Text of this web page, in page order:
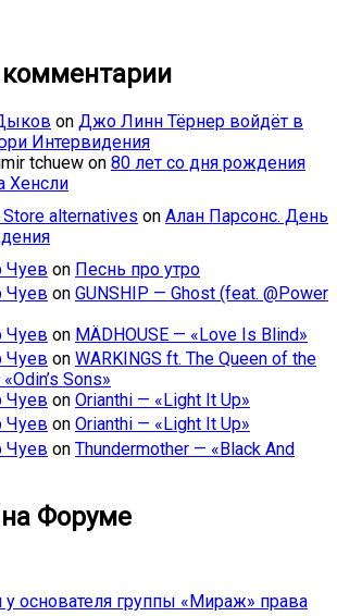
on Джо Линн Тёрнер войдёт в
Интервидения
tchuew on 80 лет со дня рождения
Хенсли
Store alternatives on Алан Парсонс. День
Чуев on Песнь про утро
Чуев on GUNSHIP — Ghost (feat. @Power
Чуев on MÄDHOUSE — «Love Is Blind»
Чуев on WARKINGS ft. The Queen of the
Sons»
Чуев on Orianthi — «Light It Up»
Чуев on Orianthi — «Light It Up»
Чуев on Thundermother — «Black And
Форуме
у основателя группы «Мираж» права